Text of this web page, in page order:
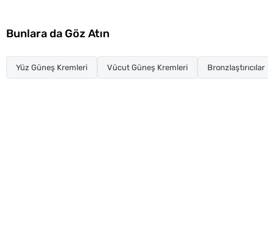
Bunlara da Göz Atın
Yüz Güneş Kremleri Vücut Güneş Kremleri Bronzlaştırıcılar